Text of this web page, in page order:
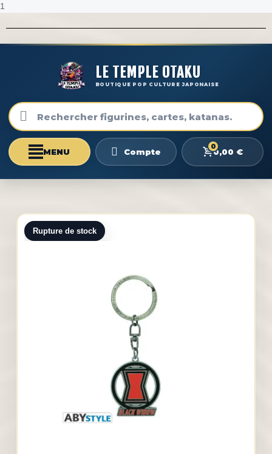
1
LE TEMPLE OTAKU
BOUTIQUE POP CULTURE JAPONAISE
Compte
0
0,00 €
Rupture de stock